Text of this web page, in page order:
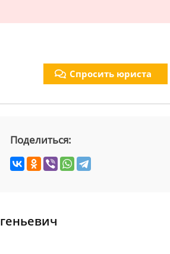
Спросить юриста
Поделиться: